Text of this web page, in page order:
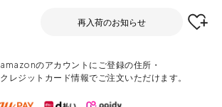
再入荷のお知らせ
amazonのアカウントにご登録の住所・
クレジットカード情報でご注文いただけます。